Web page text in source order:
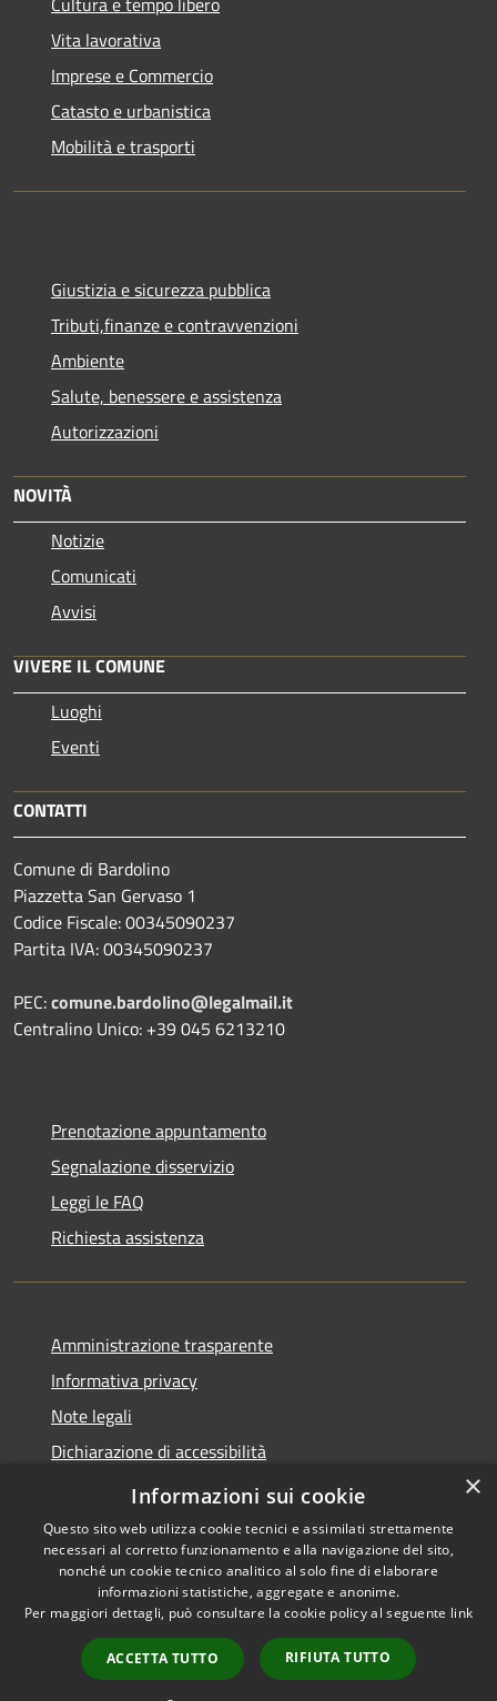
Vita lavorativa
Imprese e Commercio
Catasto e urbanistica
Mobilità e trasporti
Giustizia e sicurezza pubblica
Tributi,finanze e contravvenzioni
Ambiente
Salute, benessere e assistenza
Autorizzazioni
NOVITÀ
Notizie
Comunicati
Avvisi
VIVERE IL COMUNE
Luoghi
Eventi
CONTATTI
Comune di Bardolino
Piazzetta San Gervaso 1
Codice Fiscale: 00345090237
Partita IVA: 00345090237
PEC:comune.bardolino@legalmail.it
Centralino Unico: +39 045 6213210
Prenotazione appuntamento
Segnalazione disservizio
Leggi le FAQ
Richiesta assistenza
Amministrazione trasparente
Informativa privacy
Note legali
Dichiarazione di accessibilità
Link app municipium
Accessibilità
Copyright © 2026 • Comune di
Bardolino • Powered by
Municipium•
Accesso
redazione
×
Informazioni sui cookie
Questo sito web utilizza cookie tecnici e assimilati strettamente
necessari al corretto funzionamento e alla navigazione del sito,
nonché un cookie tecnico analitico al solo fine di elaborare
informazioni statistiche, aggregate e anonime.
Per maggiori dettagli, può consultare la cookie policy al seguente link
ACCETTA TUTTO RIFIUTA TUTTO